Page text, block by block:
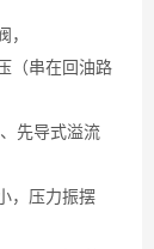
，
（串在回油路
先导式溢流
，压力振摆